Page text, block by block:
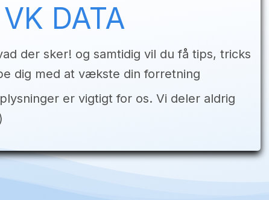
DATA
der sker! og samtidig vil du få tips, tricks
dig med at vækste din forretning
er vigtigt for os. Vi deler aldrig